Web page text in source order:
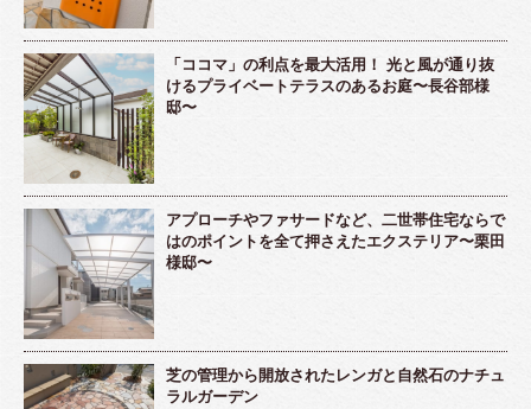
「ココマ」の利点を最大活用！ 光と風が通り抜
けるプライベートテラスのあるお庭〜長谷部様
邸〜
アプローチやファサードなど、二世帯住宅ならで
はのポイントを全て押さえたエクステリア〜栗田
様邸〜
芝の管理から開放されたレンガと自然石のナチュ
ラルガーデン